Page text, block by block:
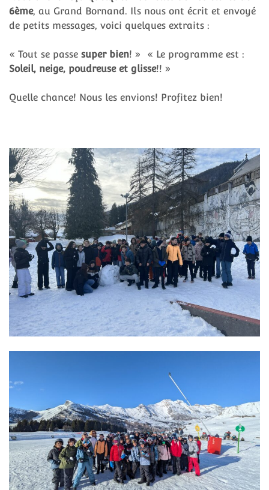
6ème, au Grand Bornand. Ils nous ont écrit et envoyé
de petits messages, voici quelques extraits :
« Tout se passe super bien! » « Le programme est :
Soleil, neige, poudreuse et glisse!! »
Quelle chance! Nous les envions! Profitez bien!